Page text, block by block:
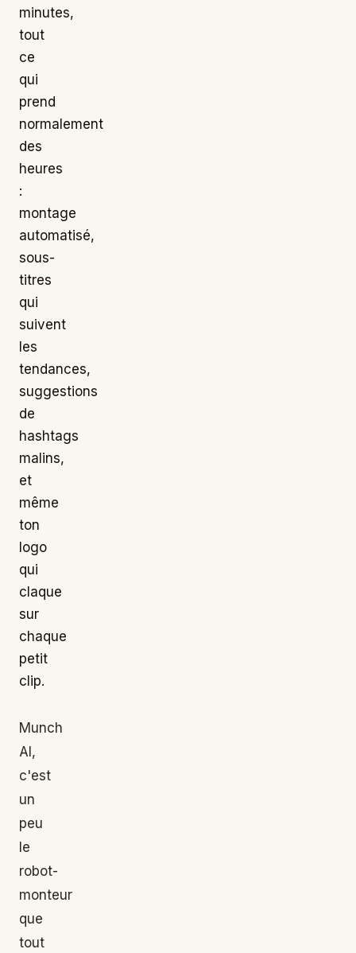
minutes,
tout
ce
qui
prend
normalement
des
heures
:
montage
automatisé,
sous-
titres
qui
suivent
les
tendances,
suggestions
de
hashtags
malins,
et
même
ton
logo
qui
claque
sur
chaque
petit
clip.
Munch
AI,
c'est
un
peu
le
robot-
monteur
que
tout